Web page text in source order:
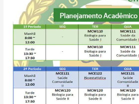
Enfermagem
divulga
o
Planejamento
2022.1